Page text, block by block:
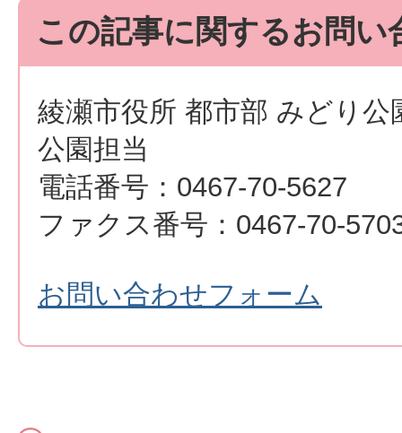
この記事に関するお問い
綾瀬市役所 都市部 みどり公
公園担当
電話番号：0467-70-5627
ファクス番号：0467-70-
お問い合わせフォーム